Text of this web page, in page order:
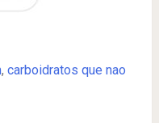
, carboidratos que nao